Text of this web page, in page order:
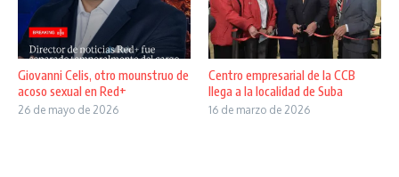
Giovanni Celis, otro mounstruo de
acoso sexual en Red+
26 de mayo de 2026
Centro empresarial de la CCB
llega a la localidad de Suba
16 de marzo de 2026